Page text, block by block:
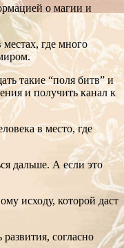
о магии и
где много
такие “поля битв” и
и получить канал к
в место, где
дальше. А если это
исходу, которой даст
согласно